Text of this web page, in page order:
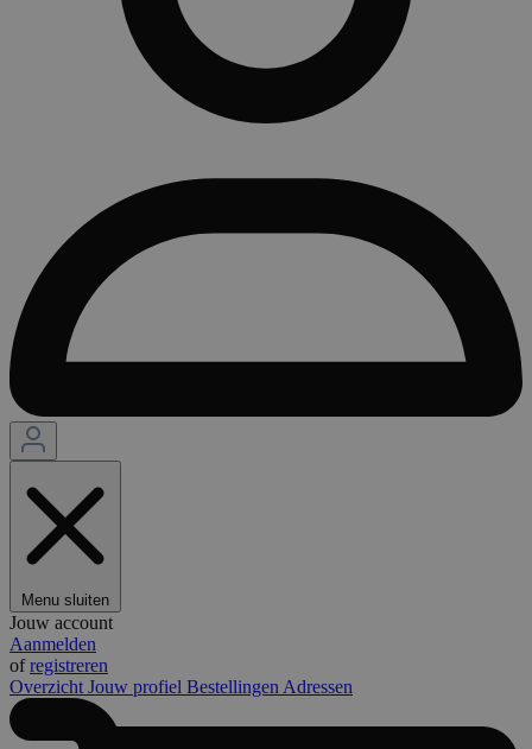
Menu sluiten
Jouw account
Aanmelden
ofregistreren
Overzicht Jouw profiel Bestellingen Adressen